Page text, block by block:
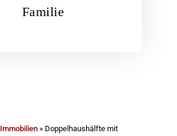
Familie
Immobilien » Doppelhaushälfte mit